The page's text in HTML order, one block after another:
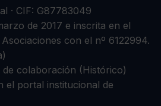
· CIF: G87783049
de 2017 e inscrita en el
con el nº 6122994.
colaboración (Histórico)
el portal institucional de